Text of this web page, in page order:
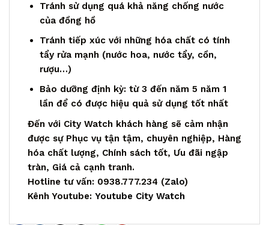
Tránh sử dụng quá khả năng chống nước
của đồng hồ
Tránh tiếp xúc với những hóa chất có tính
tẩy rửa mạnh (nước hoa, nước tẩy, cồn,
rượu…)
Bảo dưỡng định kỳ: từ 3 đến năm 5 năm 1
lần để có được hiệu quả sử dụng tốt nhất
Đến với City Watch khách hàng sẽ cảm nhận
được sự Phục vụ tận tậm, chuyên nghiệp, Hàng
hóa chất lượng, Chính sách tốt, Ưu đãi ngập
tràn, Giá cả cạnh tranh.
Hotline tư vấn: 0938.777.234 (Zalo)
Kênh Youtube: Youtube City Watch